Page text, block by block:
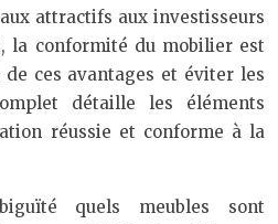
attractifs aux investisseurs
la conformité du mobilier est
ces avantages et éviter les
détaille les éléments
réussie et conforme à la
quels meubles sont